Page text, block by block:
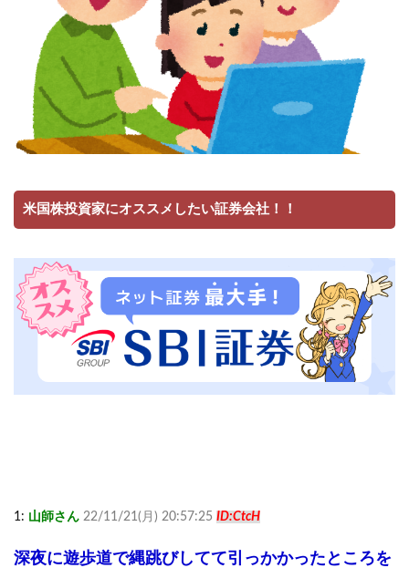
米国株投資家にオススメしたい証券会社！！
1: 山師さん 22/11/21(月) 20:57:25 ID:CtcH
深夜に遊歩道で縄跳びしてて引っかかったところを